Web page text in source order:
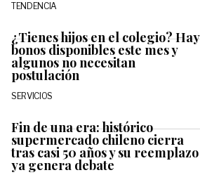
TENDENCIA
¿Tienes hijos en el colegio? Hay
bonos disponibles este mes y
algunos no necesitan
postulación
SERVICIOS
Fin de una era: histórico
supermercado chileno cierra
tras casi 50 años y su reemplazo
ya genera debate